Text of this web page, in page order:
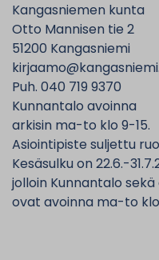
Kangasniemen kunta
Otto Mannisen tie 2
51200 Kangasniemi
Puh. 040 719 9370
Kunnantalo avoinna
arkisin ma-to klo 9-15.
Asiointipiste suljettu
Kesäsulku on 22.6.-
jolloin Kunnantalo
ovat avoinna ma-to klo